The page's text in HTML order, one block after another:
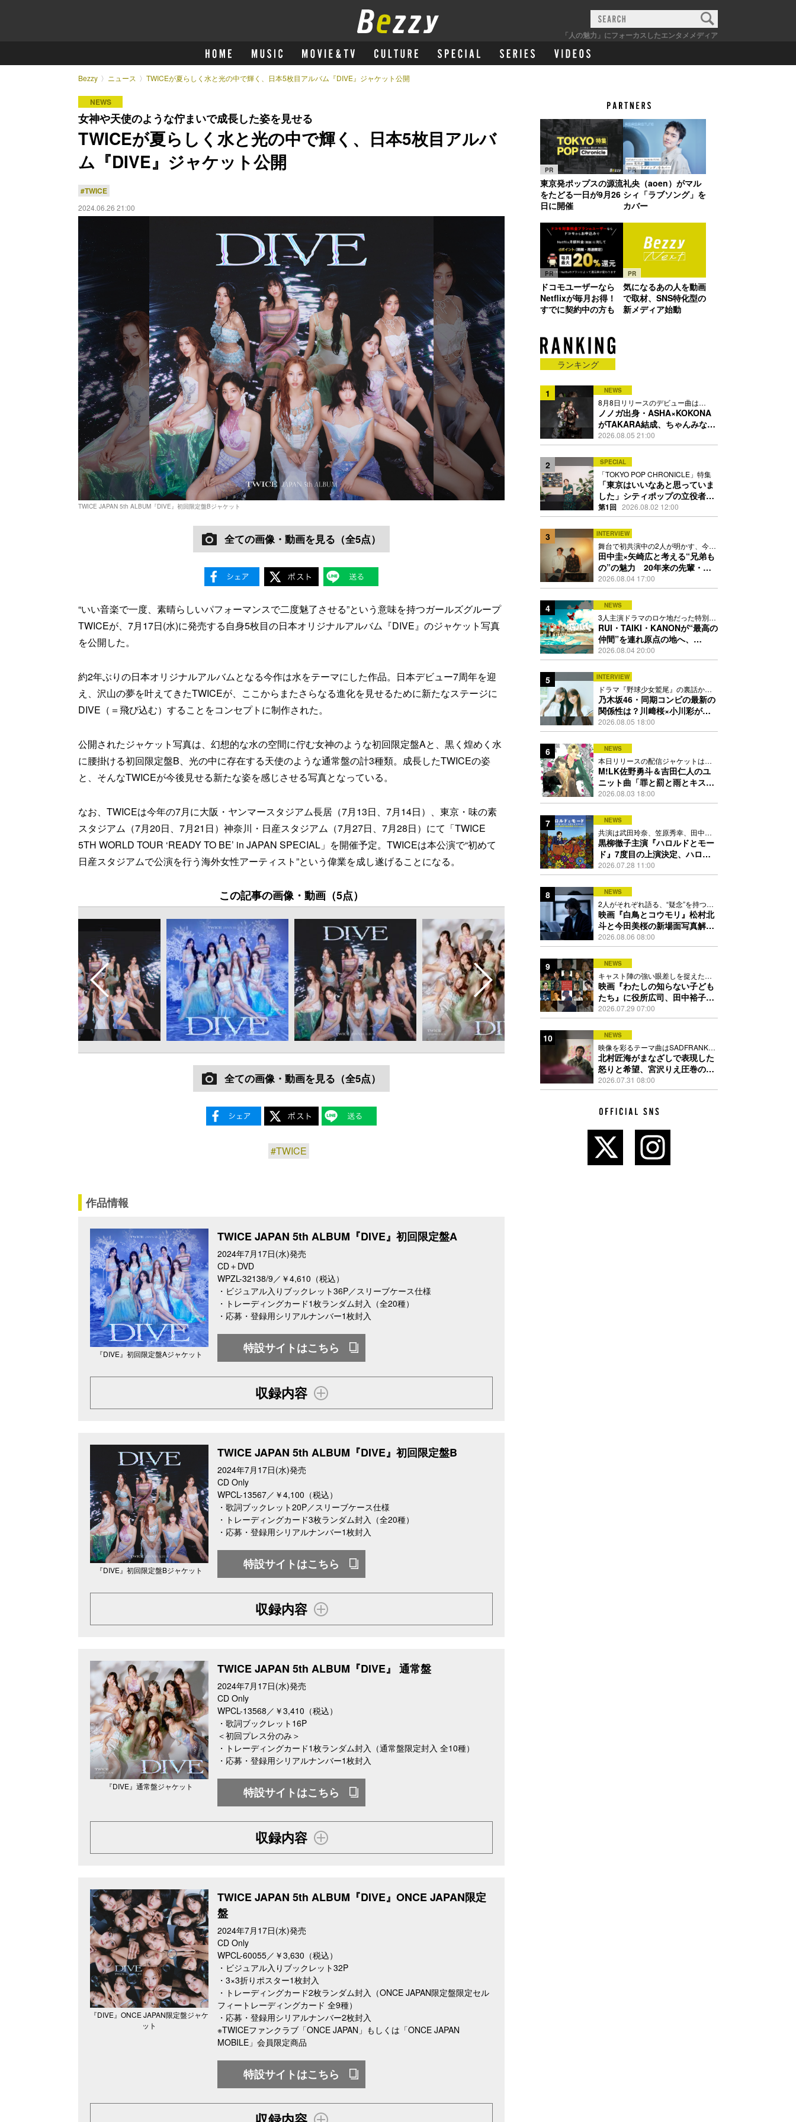
「人の魅力」にフォーカスしたエンタメメディア
Bezzy ニュース TWICEが夏らしく水と光の中で輝く、日本5枚目アルバム『DIVE』ジャケット公開
NEWS
女神や天使のような佇まいで成長した姿を見せる
TWICEが夏らしく水と光の中で輝く、日本5枚目アルバ
ム『DIVE』ジャケット公開
#TWICE
2024.06.26 21:00
TWICE JAPAN 5th ALBUM『DIVE』初回限定盤Bジャケット
全ての画像・動画を見る（全5点）
“いい音楽で一度、素晴らしいパフォーマンスで二度魅了させる”という意味を持つガールズグループ
TWICEが、7月17日(水)に発売する自身5枚目の日本オリジナルアルバム『DIVE』のジャケット写真
を公開した。
約2年ぶりの日本オリジナルアルバムとなる今作は水をテーマにした作品。日本デビュー7周年を迎
え、沢山の夢を叶えてきたTWICEが、ここからまたさらなる進化を見せるために新たなステージに
DIVE（＝飛び込む）することをコンセプトに制作された。
公開されたジャケット写真は、幻想的な水の空間に佇む女神のような初回限定盤Aと、黒く煌めく水
に腰掛ける初回限定盤B、光の中に存在する天使のような通常盤の計3種類。成長したTWICEの姿
と、そんなTWICEが今後見せる新たな姿を感じさせる写真となっている。
なお、TWICEは今年の7月に大阪・ヤンマースタジアム長居（7月13日、7月14日）、東京・味の素
スタジアム（7月20日、7月21日）神奈川・日産スタジアム（7月27日、7月28日）にて「TWICE
5TH WORLD TOUR ‘READY TO BE’ in JAPAN SPECIAL」を開催予定。TWICEは本公演で“初めて
日産スタジアムで公演を行う海外女性アーティスト”という偉業を成し遂げることになる。
この記事の画像・動画（5点）
全ての画像・動画を見る（全5点）
#TWICE
作品情報
『DIVE』初回限定盤Aジャケット
TWICE JAPAN 5th ALBUM『DIVE』初回限定盤A
2024年7月17日(水)発売
CD＋DVD
WPZL-32138/9／￥4,610（税込）
・ビジュアル入りブックレット36P／スリーブケース仕様
・トレーディングカード1枚ランダム封入（全20種）
・応募・登録用シリアルナンバー1枚封入
特設サイトはこちら
収録内容
『DIVE』初回限定盤Bジャケット
TWICE JAPAN 5th ALBUM『DIVE』初回限定盤B
2024年7月17日(水)発売
CD Only
WPCL-13567／￥4,100（税込）
・歌詞ブックレット20P／スリーブケース仕様
・トレーディングカード3枚ランダム封入（全20種）
・応募・登録用シリアルナンバー1枚封入
特設サイトはこちら
収録内容
『DIVE』通常盤ジャケット
TWICE JAPAN 5th ALBUM『DIVE』 通常盤
2024年7月17日(水)発売
CD Only
WPCL-13568／￥3,410（税込）
・歌詞ブックレット16P
＜初回プレス分のみ＞
・トレーディングカード1枚ランダム封入（通常盤限定封入 全10種）
・応募・登録用シリアルナンバー1枚封入
特設サイトはこちら
収録内容
『DIVE』ONCE JAPAN限定盤ジャケ
ット
TWICE JAPAN 5th ALBUM『DIVE』ONCE JAPAN限定
盤
2024年7月17日(水)発売
CD Only
WPCL-60055／￥3,630（税込）
・ビジュアル入りブックレット32P
・3×3折りポスター1枚封入
・トレーディングカード2枚ランダム封入（ONCE JAPAN限定盤限定セル
フィートレーディングカード 全9種）
・応募・登録用シリアルナンバー2枚封入
※TWICEファンクラブ「ONCE JAPAN」もしくは「ONCE JAPAN
MOBILE」会員限定商品
特設サイトはこちら
PR
東京発ポップスの源流
をたどる一日が9月26
日に開催
PR
礼央（aoen）がマル
シィ「ラブソング」を
カバー
PR
ドコモユーザーなら
Netflixが毎月お得！
すでに契約中の方も
PR
気になるあの人を動画
で取材、SNS特化型の
新メディア始動
ランキング
1 NEWS
8月8日リリースのデビュー曲は
「Time is money」
ノノガ出身・ASHA×KOKONA
がTAKARA結成、ちゃんみな主
宰レーベル第2弾アーティスト
に
2026.08.05 21:00
2 SPECIAL
「TOKYO POP CHRONICLE」特集
「東京はいいなあと思っていま
した」シティポップの立役者・
伊藤銀次の名曲回想録
第1回 2026.08.02 12:00
3 INTERVIEW
舞台で初共演中の2人が明かす、今の
自分をつくる恩人の存在
田中圭×矢崎広と考える“兄弟も
の”の魅力 20年来の先輩・後
輩が初めて見つけた互いの共通
点とは
2026.08.04 17:00
4 NEWS
3人主演ドラマのロケ地だった特別な
場所で撮影を敢行
RUI・TAIKI・KANONが“最高の
仲間”を連れ原点の地へ、
STARGLOW「GOTH」ダンス
映像公開
2026.08.04 20:00
5 INTERVIEW
ドラマ『野球少女鷲尾』の裏話から
隠れた素顔にたっぷり迫る
乃木坂46・同期コンビの最新の
関係性は？川﨑桜×小川彩が明
かす互いの推しポイント
2026.08.05 18:00
6 NEWS
本日リリースの配信ジャケットは
PEACH-PITが描き下ろし
M!LK佐野勇斗＆吉田仁人のユ
ニット曲「罪と罰と雨とキス」
MV公開、2人が霧雨と共に舞い
踊る
2026.08.03 18:00
7 NEWS
共演は武田玲奈、笠原秀幸、田中要
次、井川遥
黒柳徹子主演『ハロルドとモー
ド』7度目の上演決定、ハロル
ド役はKEY TO LIT岩﨑大昇
2026.07.28 11:00
8 NEWS
2人がそれぞれ語る、“疑念”を持つこ
との苦しさとは
映画『白鳥とコウモリ』松村北
斗と今田美桜の新場面写真解
禁、事件前後で一変する表情捉
えた全4点
2026.08.06 08:00
9 NEWS
キャスト陣の強い眼差しを捉えたポ
スター、本予告も解禁
映画『わたしの知らない子ども
たち』に役所広司、田中裕子、
岡田准一、吉田羊、坂東龍汰ら
13人
2026.07.29 07:00
10 NEWS
映像を彩るテーマ曲はSADFRANKが
歌う「愛の讃歌」カバー
北村匠海がまなざしで表現した
怒りと希望、宮沢りえ圧巻の演
技が光る『しびれ』90秒予告解
禁
2026.07.31 08:00